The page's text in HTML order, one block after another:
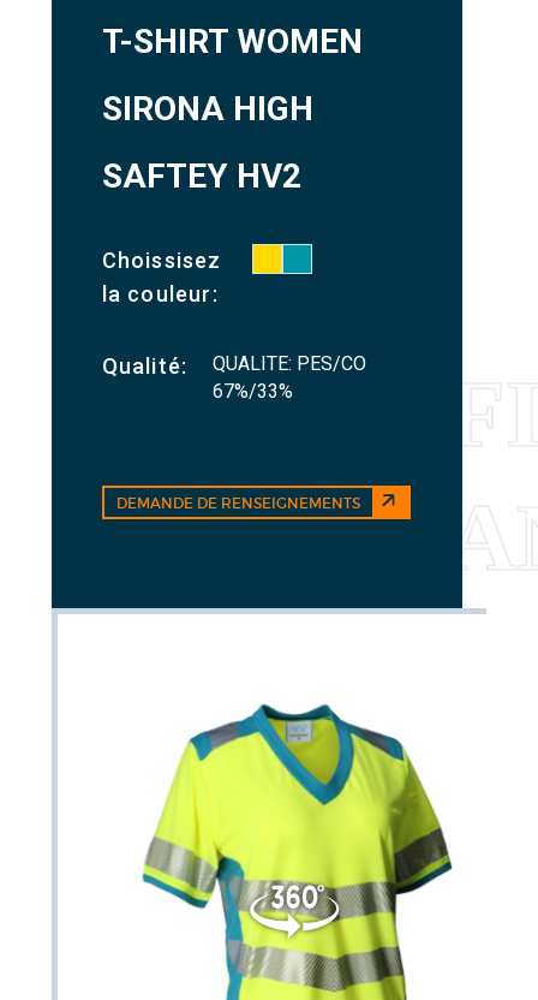
T-SHIRT WOMEN
SIRONA HIGH
SAFTEY HV2
Choissisez
la couleur:
Qualité:
QUALITE: PES/CO
67%/33%
DEMANDE DE RENSEIGNEMENTS